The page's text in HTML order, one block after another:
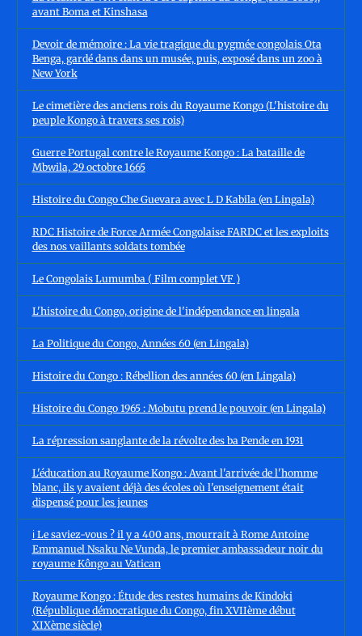
avant Boma et Kinshasa
Devoir de mémoire : La vie tragique du pygmée congolais Ota
Benga, gardé dans dans un musée, puis, exposé dans un zoo à
New York
Le cimetière des anciens rois du Royaume Kongo (L'histoire du
peuple Kongo à travers ses rois)
Guerre Portugal contre le Royaume Kongo : La bataille de
Mbwila, 29 octobre 1665
Histoire du Congo Che Guevara avec L D Kabila (en Lingala)
RDC Histoire de Force Armée Congolaise FARDC et les exploits
des nos vaillants soldats tombée
Le Congolais Lumumba ( Film complet VF )
L'histoire du Congo, origine de l'indépendance en lingala
La Politique du Congo, Années 60 (en Lingala)
Histoire du Congo : Rébellion des années 60 (en Lingala)
Histoire du Congo 1965 : Mobutu prend le pouvoir (en Lingala)
La répression sanglante de la révolte des ba Pende en 1931
L'éducation au Royaume Kongo : Avant l'arrivée de l'homme
blanc, ils y avaient déjà des écoles où l'enseignement était
dispensé pour les jeunes
ℹ️ Le saviez-vous ? il y a 400 ans, mourrait à Rome Antoine
Emmanuel Nsaku Ne Vunda, le premier ambassadeur noir du
royaume Kôngo au Vatican
Royaume Kongo : Étude des restes humains de Kindoki
(République démocratique du Congo, fin XVIIème début
XIXème siècle)